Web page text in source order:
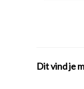
Dit vind je